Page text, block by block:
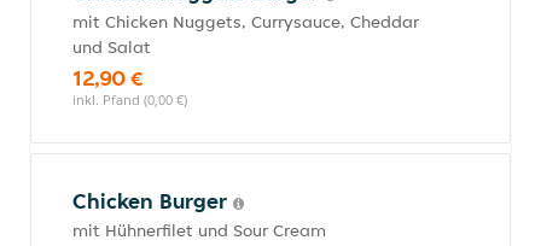
mit Chicken Nuggets, Currysauce, Cheddar
und Salat
12,90 €
inkl. Pfand (0,00 €)
Chicken Burger
mit Hühnerfilet und Sour Cream